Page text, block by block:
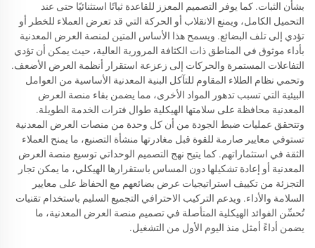
بشأن الثبات. كما يوفر التصميم المعزز للقاعدة ثباتًا استثنائيًا حتى عند
التحميل الكامل، ويمنع الانقلاب أو الحركة التي قد تعرض العملاء للخطر أو
تؤدي إلى تلف البضائع. ويسمح هذا الأساس المتين لمنصة العرض المعدنية
بأداء موثوق في المناطق ذات الكثافة المرورية العالية، حيث يمكن أن تؤدي
التفاعلات المستمرة والحركات إلى زعزعة استقرار أنظمة العرض الأضعف.
وتحمي نظام الطلاء المقاوم للتآكل البنية المعدنية الأساسية من العوامل
البيئية التي تسبب تدهور المواد الأخرى، مما يضمن بقاء منصة العرض
المعدنية محافظة على سلامتها الهيكلية طوال فترات الخدمة الطويلة.
وتتحقق عمليات ضبط الجودة من أن كل وحدة من منصات العرض المعدنية
تستوفي معايير صارمة للقوة قبل مغادرتها منشأة التصنيع، ما يمنح العملاء
الثقة في استثماراتهم. كما يتيح نهج التصميم الوحداتي توسيع منصة العرض
المعدنية أو إعادة تشكيلها دون المساس باستقرارها الهيكلي، ما يمكن تجار
التجزئة من تكييف استراتيجيات عرض بضائعهم مع الحفاظ على معايير
السلامة والأداء. ويدعم التركيب الاحترافي التجميع السليم باستخدام تقنيات
تُحسِّن الفوائد الهيكلية المتأصلة في تصميم منصة العرض المعدنية، ما
يضمن أداءً أمثل منذ اليوم الأول من التشغيل.